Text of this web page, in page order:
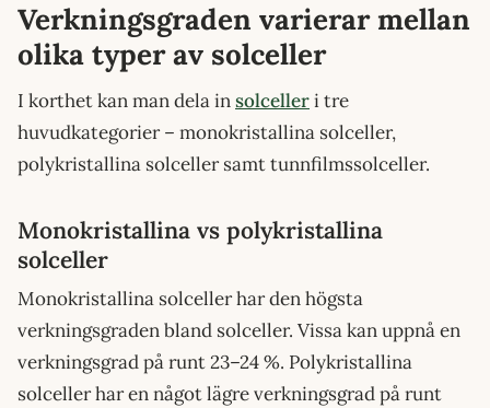
Verkningsgraden varierar mellan
olika typer av solceller
I korthet kan man dela insolcelleri tre
huvudkategorier – monokristallina solceller,
polykristallina solceller samt tunnfilmssolceller.
Monokristallina vs polykristallina
solceller
Monokristallina solceller har den högsta
verkningsgraden bland solceller. Vissa kan uppnå en
verkningsgrad på runt 23–24 %. Polykristallina
solceller har en något lägre verkningsgrad på runt